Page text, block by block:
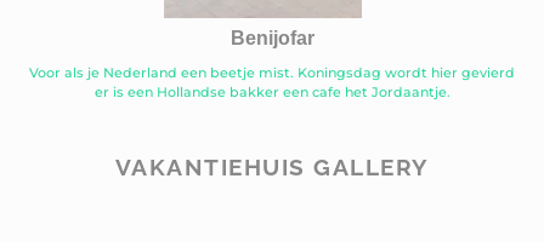
Benijofar
Voor als je Nederland een beetje mist. Koningsdag wordt hier gevierd
er is een Hollandse bakker een cafe het Jordaantje.
VAKANTIEHUIS GALLERY